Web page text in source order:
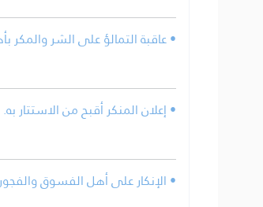
• عاقبة التمالؤ على الشر والمكر
• إعلان المنكر أقبح من الاستتار به.
• الإنكار على أهل الفسوق